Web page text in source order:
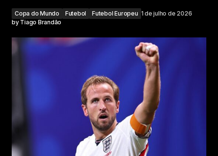
Copa do Mundo Futebol Futebol Europeu 1 de julho de 2026
by Tiago Brandão